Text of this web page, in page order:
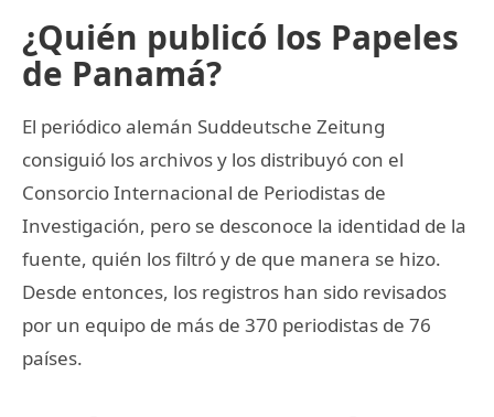
¿Quién publicó los Papeles
de Panamá?
El periódico alemán Suddeutsche Zeitung
consiguió los archivos y los distribuyó con el
Consorcio Internacional de Periodistas de
Investigación, pero se desconoce la identidad de la
fuente, quién los filtró y de que manera se hizo.
Desde entonces, los registros han sido revisados
por un equipo de más de 370 periodistas de 76
países.